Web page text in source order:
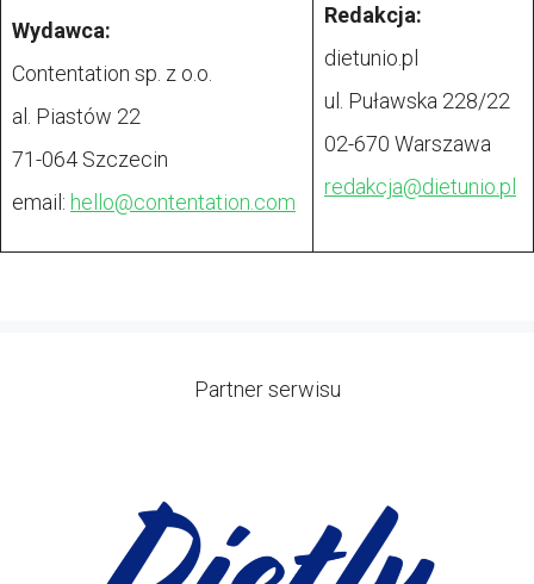
Wydawca:
Contentation sp. z o.o.
al. Piastów 22
71-064 Szczecin
email: hello@contentation.com
Redakcja:
dietunio.pl
ul. Puławska 228/22
02-670 Warszawa
redakcja@dietunio.pl
Partner serwisu